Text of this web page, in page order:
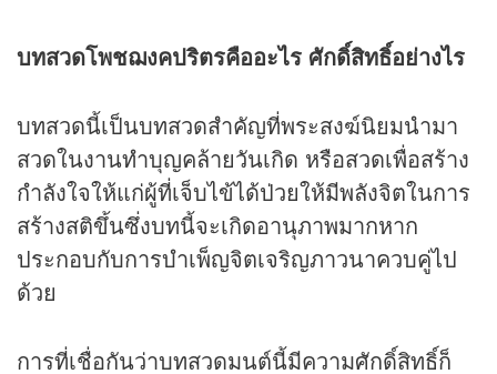
บทสวดโพชฌงคปริตรคืออะไร ศักดิ์สิทธิ์อย่างไร
บทสวดนี้เป็นบทสวดสำคัญที่พระสงฆ์นิยมนำมา
สวดในงานทำบุญคล้ายวันเกิด หรือสวดเพื่อสร้าง
กำลังใจให้แก่ผู้ที่เจ็บไข้ได้ป่วยให้มีพลังจิตในการ
สร้างสติขึ้นซึ่งบทนี้จะเกิดอานุภาพมากหาก
ประกอบกับการบำเพ็ญจิตเจริญภาวนาควบคู่ไป
ด้วย
การที่เชื่อกันว่าบทสวดมนต์นี้มีความศักดิ์สิทธิ์ก็